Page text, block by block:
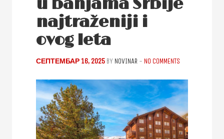
u banjama Srbije
najtraženiji i
ovog leta
СЕПТЕМБАР 16, 2025 BY NOVINAR - NO COMMENTS